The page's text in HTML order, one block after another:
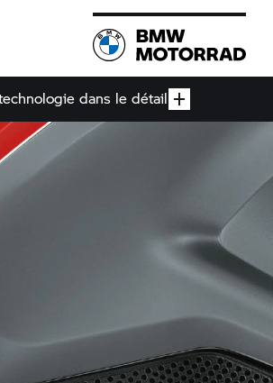
dans le détail